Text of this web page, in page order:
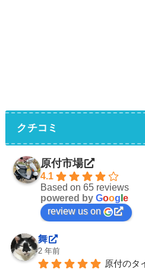
クチコミ
原付市場
4.1
Based on 65 reviews
powered by Goog e
review us on
舞
2 年前
原付のタ